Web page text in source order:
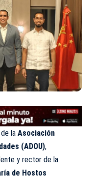
la Asociación
(ADOU),
y rector de la
de Hostos